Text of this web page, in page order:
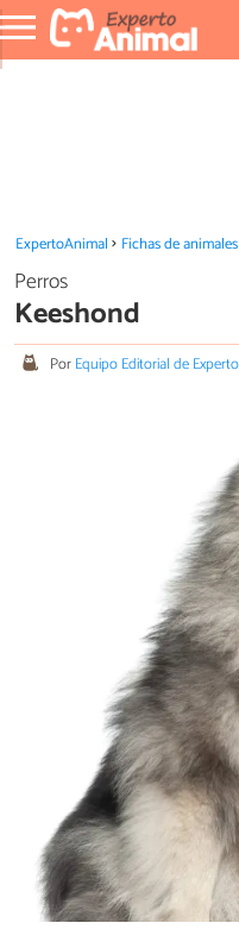
ExpertoAnimal Fichas de animales
Perros
Keeshond
PorEquipo Editorial de